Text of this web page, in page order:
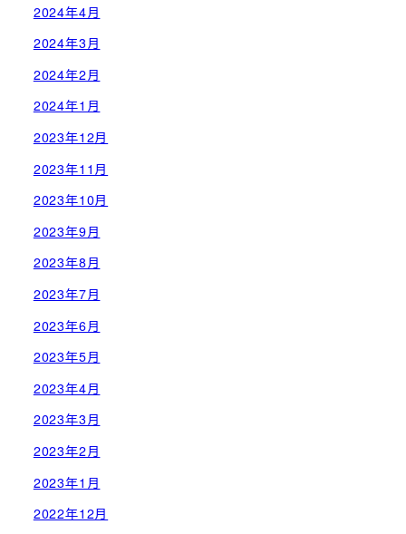
2024年4月
2024年3月
2024年2月
2024年1月
2023年12月
2023年11月
2023年10月
2023年9月
2023年8月
2023年7月
2023年6月
2023年5月
2023年4月
2023年3月
2023年2月
2023年1月
2022年12月